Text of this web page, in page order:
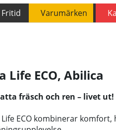
Fritid Varumärken
Life ECO, Abilica
fräsch och ren – livet ut!
Life ECO kombinerar